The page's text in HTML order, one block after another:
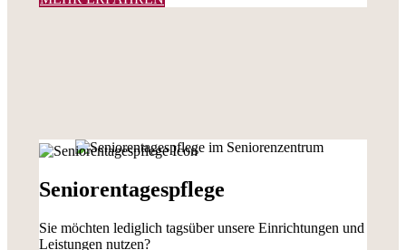
Seniorentagespflege
Sie möchten lediglich tagsüber unsere Einrichtungen und
Leistungen nutzen?